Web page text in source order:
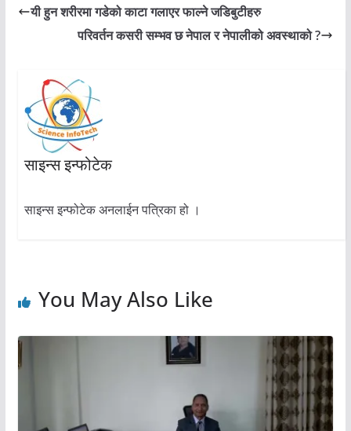
यी हुन शरीरमा गडेको काटा गलाएर फाल्ने जडिबुटीहरु
परिवर्तन कसरी सम्भव छ नेपाल र नेपालीको अवस्थाको ?
साइन्स इन्फोटेक
साइन्स इन्फोटेक अनलाईन पत्रिका हो ।
You May Also Like